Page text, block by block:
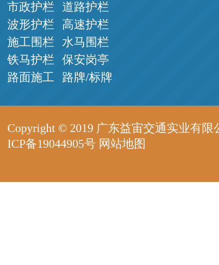
市政护栏
波形护栏
施工围栏
铁马护栏
路面施工
道路护栏
高速护栏
水马围栏
保安岗亭
路牌/标牌
Copyright © 2019 广东益宙交通实业有
ICP备19044905号 网站地图